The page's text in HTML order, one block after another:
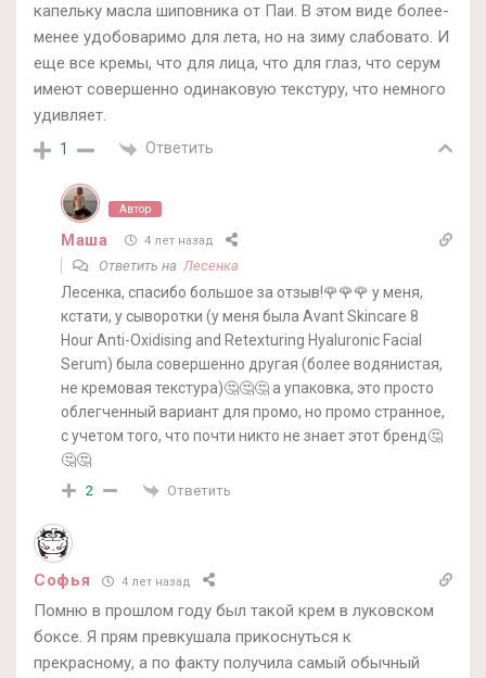
капельку масла шиповника от Паи. В этом виде более-
менее удобоваримо для лета, но на зиму слабовато. И
еще все кремы, что для лица, что для глаз, что серум
имеют совершенно одинаковую текстуру, что немного
удивляет.
1 Ответить
Автор
Маша 4 лет назад
Ответить на Лесенка
Лесенка, спасибо большое за отзыв!🌹🌹🌹 у меня,
кстати, у сыворотки (у меня была Avant Skincare 8
Hour Anti-Oxidising and Retexturing Hyaluronic Facial
Serum) была совершенно другая (более водянистая,
не кремовая текстура)🤔🤔🤔 а упаковка, это просто
облегченный вариант для промо, но промо странное,
с учетом того, что почти никто не знает этот бренд🤔
🤔🤔
2 Ответить
Софья 4 лет назад
Помню в прошлом году был такой крем в луковском
боксе. Я прям превкушала прикоснуться к
прекрасному, а по факту получила самый обычный